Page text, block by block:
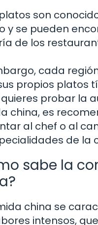
son
y se pueden
de los
cada
propios platos
quieres probar la
china, es
al chef o al
de la
sabe la
china se
intensos,